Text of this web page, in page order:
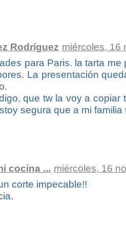
Rodríguez miércoles, 16
para Paris. la tarta
La presentación
que tw la voy a copiar
segura que a mi familia
cocina ... miércoles, 16
corte impecable!!